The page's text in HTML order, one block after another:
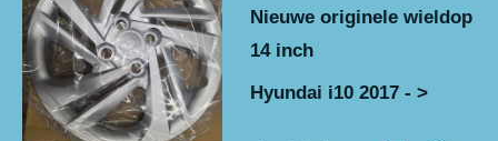
Nieuwe originele wieldop
14 inch
Hyundai i10 2017 - >